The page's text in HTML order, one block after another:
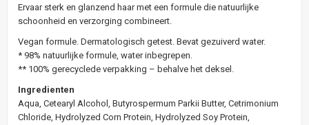
Ervaar sterk en glanzend haar met een formule die natuurlijke
schoonheid en verzorging combineert.
Vegan formule. Dermatologisch getest. Bevat gezuiverd water.
* 98% natuurlijke formule, water inbegrepen.
** 100% gerecyclede verpakking – behalve het deksel.
Ingredienten
Aqua, Cetearyl Alcohol, Butyrospermum Parkii Butter, Cetrimonium
Chloride, Hydrolyzed Corn Protein, Hydrolyzed Soy Protein,